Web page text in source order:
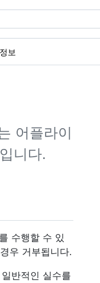
보
어플라이
니다.
수행할 수 있
우 거부됩니다.
반적인 실수를